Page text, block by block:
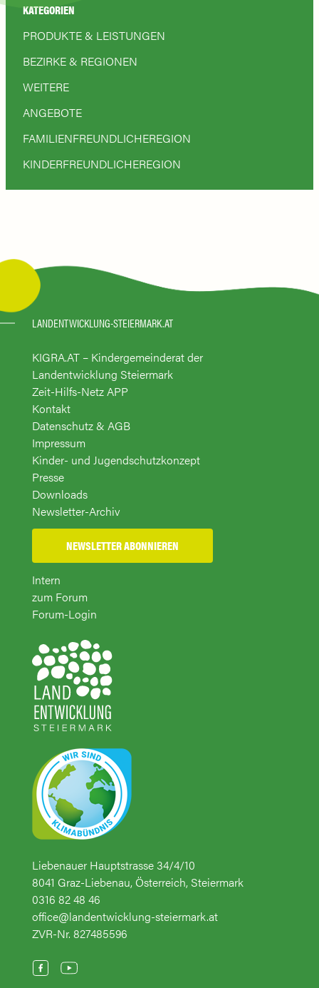
KATEGORIEN
PRODUKTE & LEISTUNGEN
BEZIRKE & REGIONEN
WEITERE
ANGEBOTE
FAMILIENFREUNDLICHEREGION
KINDERFREUNDLICHEREGION
LANDENTWICKLUNG-STEIERMARK.AT
KIGRA.AT – Kindergemeinderat der
Landentwicklung Steiermark
Zeit-Hilfs-Netz APP
Kontakt
Datenschutz & AGB
Impressum
Kinder- und Jugendschutzkonzept
Presse
Downloads
Newsletter-Archiv
NEWSLETTER ABONNIEREN
Intern
zum Forum
Forum-Login
Liebenauer Hauptstrasse 34/4/10
8041 Graz-Liebenau, Österreich, Steiermark
0316 82 48 46
office@landentwicklung-steiermark.at
ZVR-Nr. 827485596